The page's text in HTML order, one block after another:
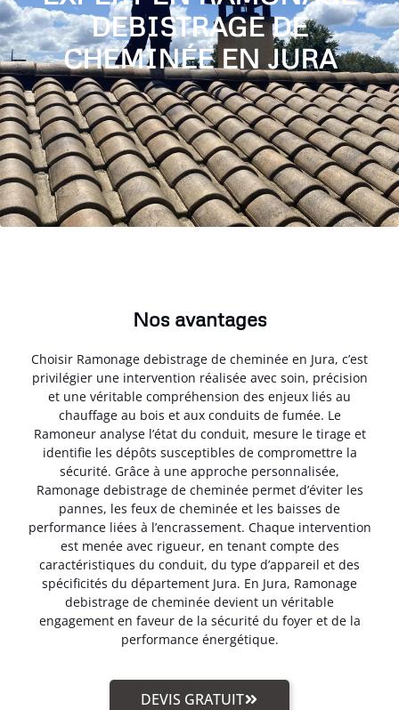
DEBISTRAGE DE
CHEMINÉE EN JURA
Nos avantages
Choisir Ramonage debistrage de cheminée en Jura, c’est
privilégier une intervention réalisée avec soin, précision
et une véritable compréhension des enjeux liés au
chauffage au bois et aux conduits de fumée. Le
Ramoneur analyse l’état du conduit, mesure le tirage et
identifie les dépôts susceptibles de compromettre la
sécurité. Grâce à une approche personnalisée,
Ramonage debistrage de cheminée permet d’éviter les
pannes, les feux de cheminée et les baisses de
performance liées à l’encrassement. Chaque intervention
est menée avec rigueur, en tenant compte des
caractéristiques du conduit, du type d’appareil et des
spécificités du département Jura. En Jura, Ramonage
debistrage de cheminée devient un véritable
engagement en faveur de la sécurité du foyer et de la
performance énergétique.
DEVIS GRATUIT